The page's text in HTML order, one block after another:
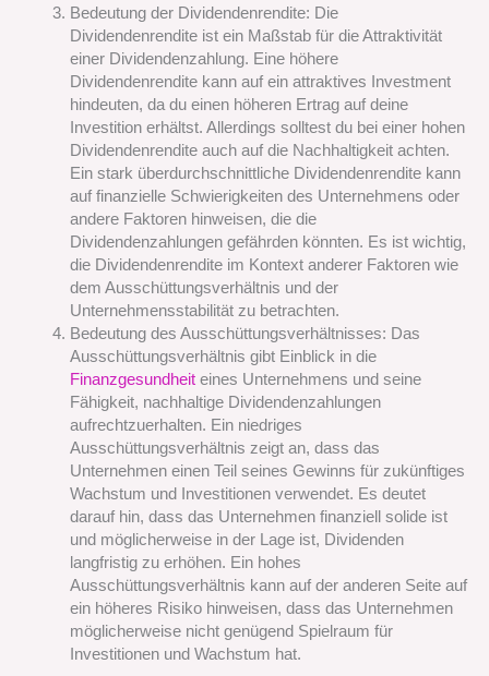
Bedeutung der Dividendenrendite: Die
Dividendenrendite ist ein Maßstab für die Attraktivität
einer Dividendenzahlung. Eine höhere
Dividendenrendite kann auf ein attraktives Investment
hindeuten, da du einen höheren Ertrag auf deine
Investition erhältst. Allerdings solltest du bei einer hohen
Dividendenrendite auch auf die Nachhaltigkeit achten.
Ein stark überdurchschnittliche Dividendenrendite kann
auf finanzielle Schwierigkeiten des Unternehmens oder
andere Faktoren hinweisen, die die
Dividendenzahlungen gefährden könnten. Es ist wichtig,
die Dividendenrendite im Kontext anderer Faktoren wie
dem Ausschüttungsverhältnis und der
Unternehmensstabilität zu betrachten.
Bedeutung des Ausschüttungsverhältnisses: Das
Ausschüttungsverhältnis gibt Einblick in die
Finanzgesundheiteines Unternehmens und seine
Fähigkeit, nachhaltige Dividendenzahlungen
aufrechtzuerhalten. Ein niedriges
Ausschüttungsverhältnis zeigt an, dass das
Unternehmen einen Teil seines Gewinns für zukünftiges
Wachstum und Investitionen verwendet. Es deutet
darauf hin, dass das Unternehmen finanziell solide ist
und möglicherweise in der Lage ist, Dividenden
langfristig zu erhöhen. Ein hohes
Ausschüttungsverhältnis kann auf der anderen Seite auf
ein höheres Risiko hinweisen, dass das Unternehmen
möglicherweise nicht genügend Spielraum für
Investitionen und Wachstum hat.